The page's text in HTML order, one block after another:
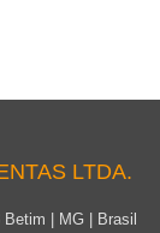
LTDA.
| MG | Brasil